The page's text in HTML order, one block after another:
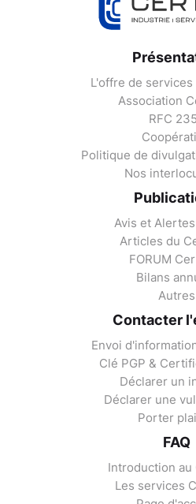
L'offre de
Association
RFC
Politique de
Nos
Avis et
Articles du
FORUM
Bilans
Autres
Contacter
Envoi
Clé PGP &
Déclarer un
Déclarer une
Porter
FAQ
Introduction
Les services